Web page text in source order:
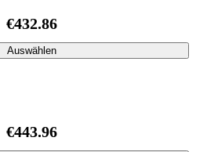
€432.86
Auswählen
€443.96